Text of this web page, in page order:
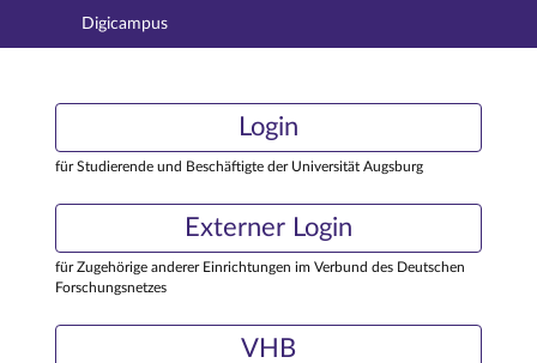
Hauptnavigation
Externer Login
Digicampus
Login
für Studierende und Beschäftigte der Universität Augsburg
Externer Login
für Zugehörige anderer Einrichtungen im Verbund des Deutschen
Forschungsnetzes
VHB